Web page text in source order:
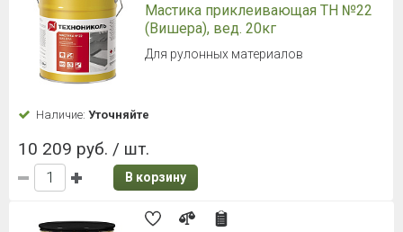
Мастика приклеивающая ТН №22
(Вишера), вед. 20кг
Для рулонных материалов
Наличие: Уточняйте
10 209 руб. / шт.
В корзину